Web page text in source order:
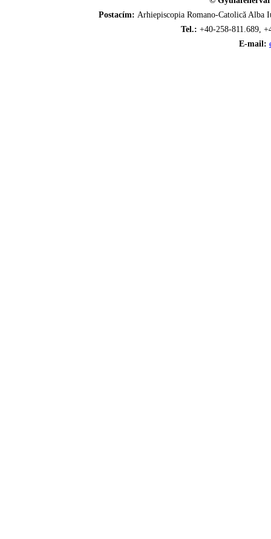
Postacím: Arhiepiscopia Romano-Catolică
Tel.: +40-258-811.689,
E-mail: